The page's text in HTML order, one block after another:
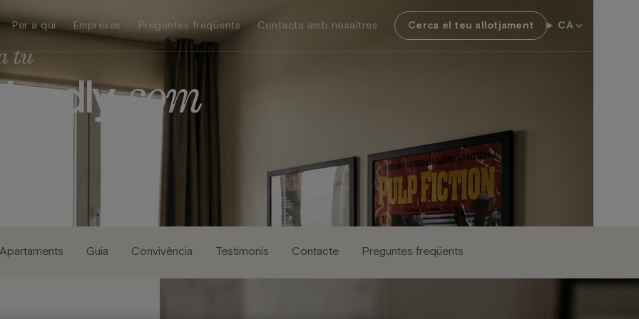
Per a qui Empreses Preguntes freqüents Contacta amb nosaltres Cerca el teu allotjament CA
tu
iendly,som
Apartaments Guia Convivència Testimonis Contacte Preguntes freqüents